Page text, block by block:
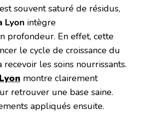
souvent saturé de résidus,
Lyon intègre
profondeur. En effet, cette
le cycle de croissance du
les soins nourrissants.
montre clairement
retrouver une base saine.
appliqués ensuite.